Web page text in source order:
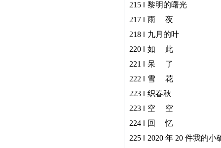
215 ‖ 黎明的曙光
217 ‖ 雨 夜
218 ‖ 九月的叶
220 ‖ 如 此
221 ‖ 呆 了
222 ‖ 雪 花
223 ‖ 织春秋
223 ‖ 空 空
224 ‖ 回 忆
225 ‖ 2020 年 20 件我的小